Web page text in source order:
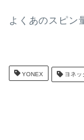
よくあのスピン
YONEX ヨネッ